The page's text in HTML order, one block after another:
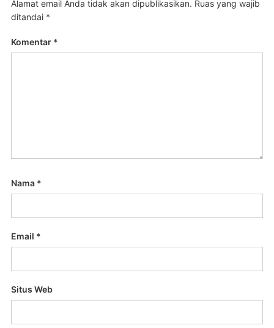
Alamat email Anda tidak akan dipublikasikan. Ruas yang wajib
ditandai *
Komentar *
Nama *
Email *
Situs Web